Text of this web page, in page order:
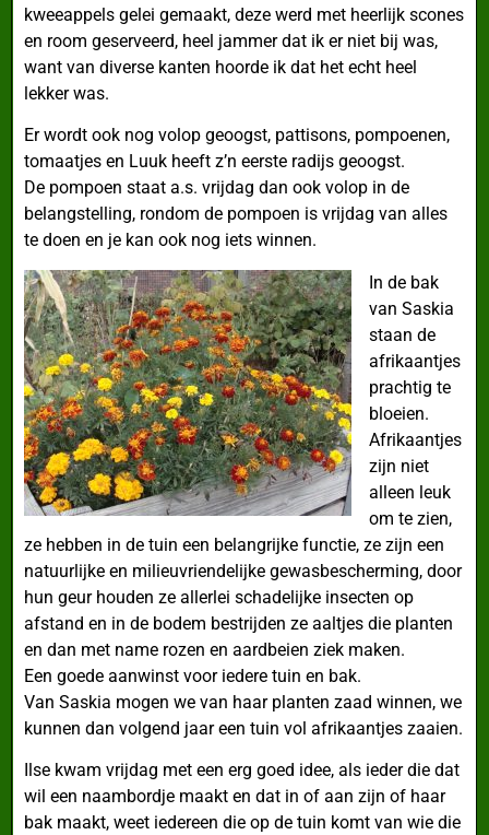
kweeappels gelei gemaakt, deze werd met heerlijk scones
en room geserveerd, heel jammer dat ik er niet bij was,
want van diverse kanten hoorde ik dat het echt heel
lekker was.
Er wordt ook nog volop geoogst, pattisons, pompoenen,
tomaatjes en Luuk heeft z’n eerste radijs geoogst.
De pompoen staat a.s. vrijdag dan ook volop in de
belangstelling, rondom de pompoen is vrijdag van alles
te doen en je kan ook nog iets winnen.
In de bak
van Saskia
staan de
afrikaantjes
prachtig te
bloeien.
Afrikaantjes
zijn niet
alleen leuk
om te zien,
ze hebben in de tuin een belangrijke functie, ze zijn een
natuurlijke en milieuvriendelijke gewasbescherming, door
hun geur houden ze allerlei schadelijke insecten op
afstand en in de bodem bestrijden ze aaltjes die planten
en dan met name rozen en aardbeien ziek maken.
Een goede aanwinst voor iedere tuin en bak.
Van Saskia mogen we van haar planten zaad winnen, we
kunnen dan volgend jaar een tuin vol afrikaantjes zaaien.
Ilse kwam vrijdag met een erg goed idee, als ieder die dat
wil een naambordje maakt en dat in of aan zijn of haar
bak maakt, weet iedereen die op de tuin komt van wie die